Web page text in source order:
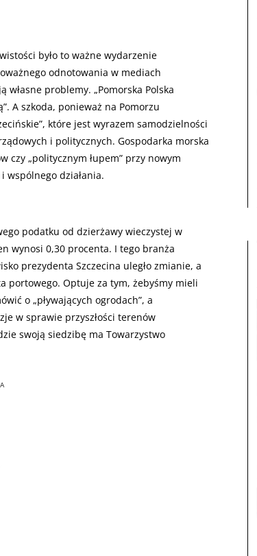
było to ważne wydarzenie
odnotowania w mediach
problemy. „Pomorska Polska
A szkoda, ponieważ na Pomorzu
które jest wyrazem samodzielności
i politycznych. Gospodarka morska
czy „politycznym łupem” przy nowym
wspólnego działania.
podatku od dzierżawy wieczystej w
wynosi 0,30 procenta. I tego branża
prezydenta Szczecina uległo zmianie, a
portowego. Optuje za tym, żebyśmy mieli
o „pływających ogrodach”, a
w sprawie przyszłości terenów
swoją siedzibę ma Towarzystwo